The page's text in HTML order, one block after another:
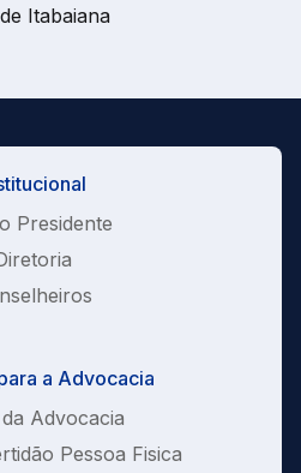
Itabaiana
Presidente
a Advocacia
Advocacia
Pessoa Fisica